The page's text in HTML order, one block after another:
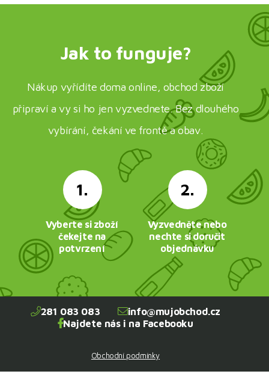
Jak to funguje?
Nákup vyřídíte doma online, obchod zboží
připraví a vy si ho jen vyzvednete. Bez dlouhého
vybírání, čekání ve frontě a obav.
1.
Vyberte si zboží
čekejte na
potvrzení
2.
Vyzvedněte nebo
nechte si doručit
objednávku
281 083 083
info@mujobchod.cz
Najdete nás i na Facebooku
Obchodní podmínky